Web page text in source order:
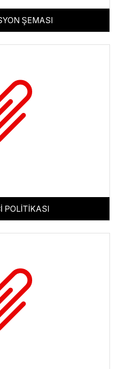
ŞEMASI
POLİTİKASI